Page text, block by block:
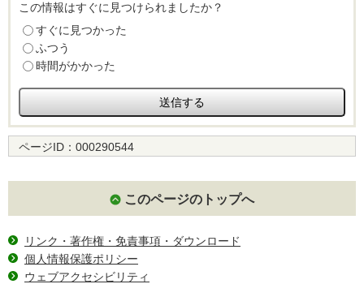
この情報はすぐに見つけられましたか？
すぐに見つかった
ふつう
時間がかかった
ページID： 000290544
このページのトップへ
リンク・著作権・免責事項・ダウンロード
個人情報保護ポリシー
ウェブアクセシビリティ